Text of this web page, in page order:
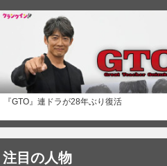
『GTO』連ドラが28年ぶり復活
注目の人物